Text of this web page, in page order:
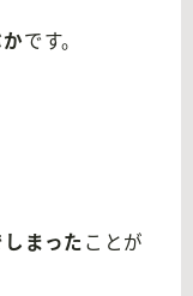
です。
まった ことが